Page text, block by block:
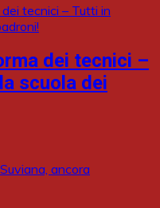
dei tecnici –
scuola dei